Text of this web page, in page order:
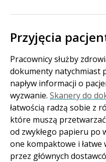
Przyjęcia
Pracownicy służby
dokumenty natychmiast
napływ informacji o
wyzwanie. Skanery do
łatwością radzą sobie z
które muszą
od zwykłego papieru po
one kompaktowe i
przez głównych